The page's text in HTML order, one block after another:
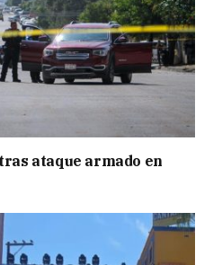
ataque armado en